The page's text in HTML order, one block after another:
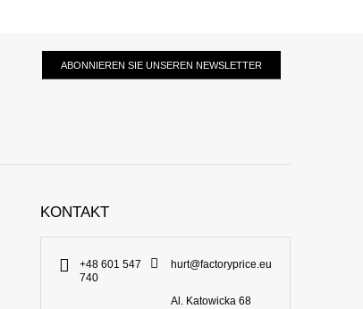
ABONNIEREN SIE UNSEREN NEWSLETTER
KONTAKT
+48 601 547
740
hurt@factoryprice.eu
Al. Katowicka 68